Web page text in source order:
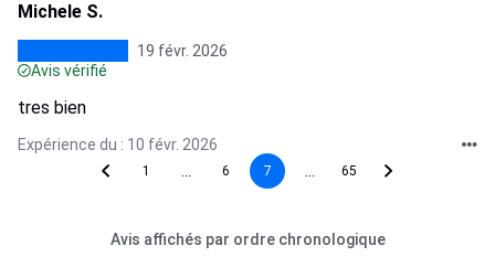
Michele S.
19 févr. 2026
Avis vérifié
tres bien
Expérience du : 10 févr. 2026
1 6 7 65
Avis affichés par ordre chronologique